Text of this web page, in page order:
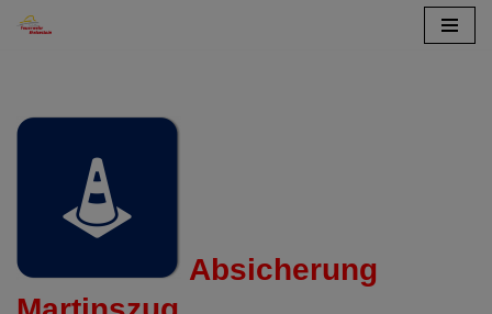
springen
Absicherung